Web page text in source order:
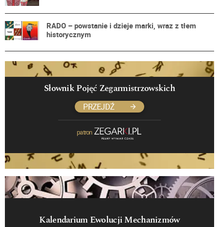
RADO – powstanie i dzieje marki, wraz z tłem
historycznym
Słownik Pojęć Zegarmistrzowskich
PRZEJDŹ
patron
Kalendarium Ewolucji Mechanizmów